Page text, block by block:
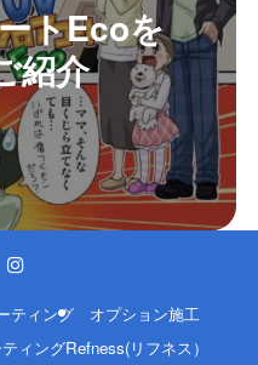
トEcoを
紹介
ティング
オプション施工
ィングRefness(リフネス）